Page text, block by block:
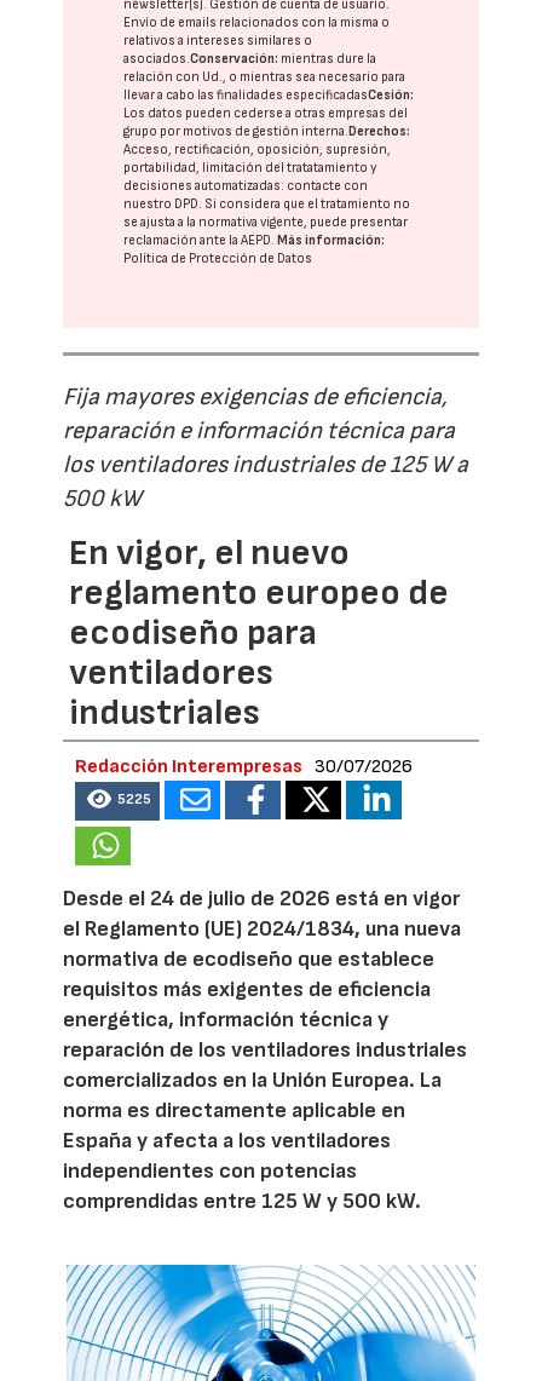
newsletter(s). Gestión de cuenta de usuario.
Envío de emails relacionados con la misma o
relativos a intereses similares o
asociados.Conservación: mientras dure la
relación con Ud., o mientras sea necesario para
llevar a cabo las finalidades especificadasCesión:
Los datos pueden cederse a otras empresas del
grupo por motivos de gestión interna.Derechos:
Acceso, rectificación, oposición, supresión,
portabilidad, limitación del tratatamiento y
decisiones automatizadas: contacte con
nuestro DPD. Si considera que el tratamiento no
se ajusta a la normativa vigente, puede presentar
reclamación ante laAEPD.Más información:
Política de Protección de Datos
Fija mayores exigencias de eficiencia,
reparación e información técnica para
los ventiladores industriales de 125 W a
500 kW
En vigor, el nuevo
reglamento europeo de
ecodiseño para
ventiladores
industriales
Redacción Interempresas 30/07/2026
5225
Desde el 24 de julio de 2026 está en vigor
el Reglamento (UE) 2024/1834, una nueva
normativa de ecodiseño que establece
requisitos más exigentes de eficiencia
energética, información técnica y
reparación de los ventiladores industriales
comercializados en la Unión Europea. La
norma es directamente aplicable en
España y afecta a los ventiladores
independientes con potencias
comprendidas entre 125 W y 500 kW.